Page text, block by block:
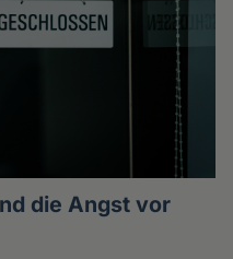
die Angst vor